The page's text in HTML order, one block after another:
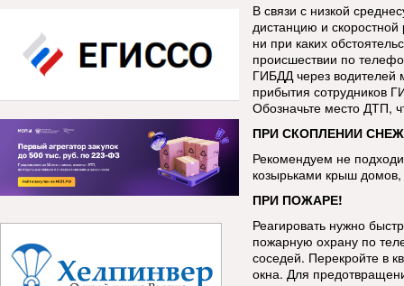
В связи с низкой
дистанцию и
ни при каких
происшествии по
ГИБДД через
прибытия сотрудников
Обозначьте место ДТП,
ПРИ СКОПЛЕНИИ
Рекомендуем не
козырьками крыш домов,
ПРИ ПОЖАРЕ!
Реагировать нужно
пожарную охрану по
соседей. Перекройте в
окна. Для